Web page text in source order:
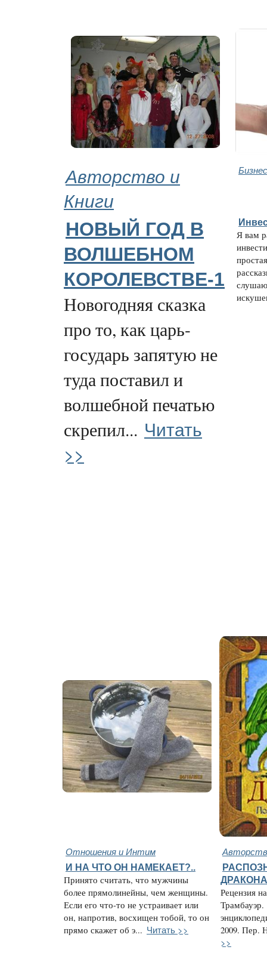
Авторство и
Книги
НОВЫЙ ГОД В
ВОЛШЕБНОМ
КОРОЛЕВСТВЕ-1
Новогодняя сказка
про то, как царь-
государь запятую не
туда поставил и
волшебной печатью
скрепил... Читать
>>
Я вам
Отношения и Интим
И НА ЧТО ОН НАМЕКАЕТ?..
Принято считать, что мужчины
более прямолинейны, чем женщины.
Если его что-то не устраивает или
он, напротив, восхищен тобой, то он
прямо скажет об э... Читать >>
ДРАКОНА
Рецензия
2009. Пер.
>>